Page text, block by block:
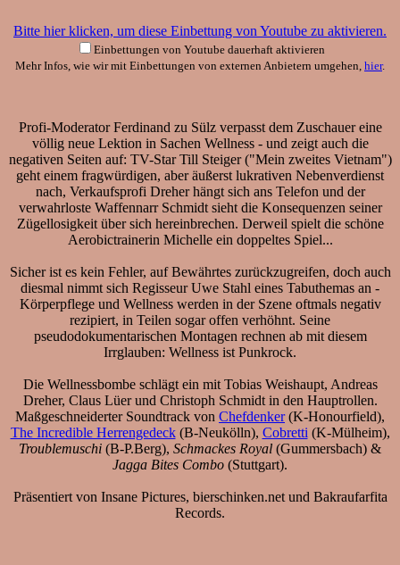
Bitte hier klicken, um diese Einbettung von Youtube zu aktivieren.
Einbettungen von Youtube dauerhaft aktivieren
Mehr Infos, wie wir mit Einbettungen von externen Anbietern umgehen, hier.
Profi-Moderator Ferdinand zu Sülz verpasst dem Zuschauer eine
völlig neue Lektion in Sachen Wellness - und zeigt auch die
negativen Seiten auf: TV-Star Till Steiger ("Mein zweites Vietnam")
geht einem fragwürdigen, aber äußerst lukrativen Nebenverdienst
nach, Verkaufsprofi Dreher hängt sich ans Telefon und der
verwahrloste Waffennarr Schmidt sieht die Konsequenzen seiner
Zügellosigkeit über sich hereinbrechen. Derweil spielt die schöne
Aerobictrainerin Michelle ein doppeltes Spiel...
Sicher ist es kein Fehler, auf Bewährtes zurückzugreifen, doch auch
diesmal nimmt sich Regisseur Uwe Stahl eines Tabuthemas an -
Körperpflege und Wellness werden in der Szene oftmals negativ
rezipiert, in Teilen sogar offen verhöhnt. Seine
pseudodokumentarischen Montagen rechnen ab mit diesem
Irrglauben: Wellness ist Punkrock.
Die Wellnessbombe schlägt ein mit Tobias Weishaupt, Andreas
Dreher, Claus Lüer und Christoph Schmidt in den Hauptrollen.
Maßgeschneiderter Soundtrack von Chefdenker(K-Honourfield),
The Incredible Herrengedeck(B-Neukölln), Cobretti (K-Mülheim),
Troublemuschi (B-P.Berg), Schmackes Royal (Gummersbach) &
Jagga Bites Combo (Stuttgart).
Präsentiert von Insane Pictures, bierschinken.net und Bakraufarfita
Records.